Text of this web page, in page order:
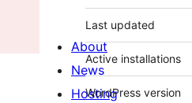
Last updated
Active installations
WordPress version
About
News
Hosting